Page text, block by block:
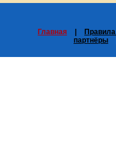
Главная
партнёры